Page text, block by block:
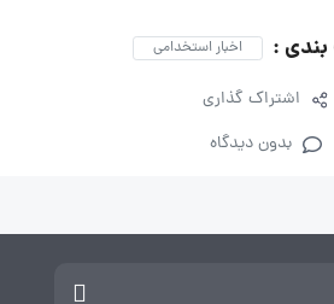
: اخبار استخدامی
اشتراک گذاری
بدون دیدگاه